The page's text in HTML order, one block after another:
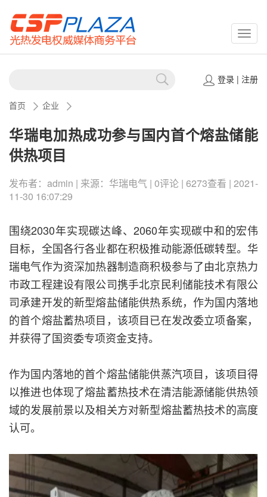
登录| 注册
首页 企业
华瑞电加热成功参与国内首个熔盐储能
供热项目
发布者：admin | 来源：华瑞电气 | 0评论 | 6273查看 | 2021-
11-30 16:07:29
围绕2030年实现碳达峰、2060年实现碳中和的宏伟
目标，全国各行各业都在积极推动能源低碳转型。华
瑞电气作为资深加热器制造商积极参与了由北京热力
市政工程建设有限公司携手北京民利储能技术有限公
司承建开发的新型熔盐储能供热系统，作为国内落地
的首个熔盐蓄热项目，该项目已在发改委立项备案，
并获得了国资委专项资金支持。
作为国内落地的首个熔盐储能供蒸汽项目，该项目得
以推进也体现了熔盐蓄热技术在清洁能源储能供热领
域的发展前景以及相关方对新型熔盐蓄热技术的高度
认可。